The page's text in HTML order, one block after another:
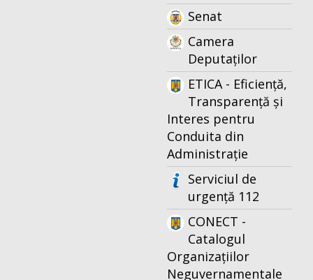
Senat
Camera
Deputaților
ETICA - Eficiență,
Transparență și
Interes pentru
Conduita din
Administrație
Serviciul de
urgență 112
CONECT -
Catalogul
Organizațiilor
Neguvernamentale